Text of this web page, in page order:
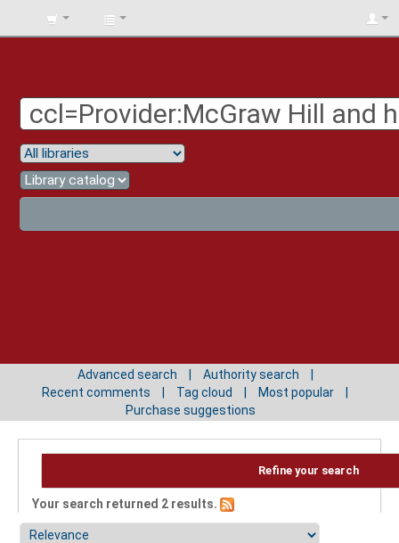
BIBLIOTECA
Advanced search
Authority search
Recent comments
Tag cloud
Most popular
Purchase suggestions
Refine your search
Your search returned 2 results.